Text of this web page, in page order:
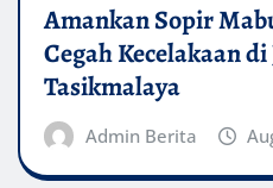
Amankan Sopir
Cegah Kecelakaan
Tasikmalaya
Admin Berita